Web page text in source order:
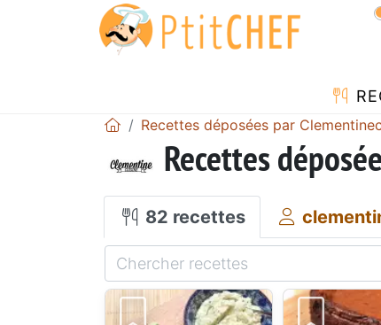
Recettes déposées par
Recettes
82 recettes